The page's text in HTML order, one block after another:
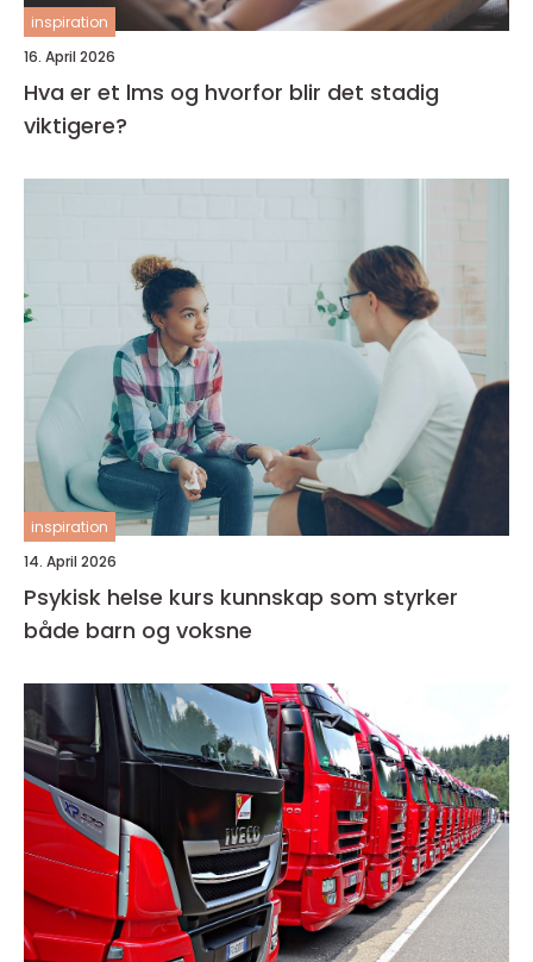
inspiration
16. April 2026
Hva er et lms og hvorfor blir det stadig
viktigere?
inspiration
14. April 2026
Psykisk helse kurs kunnskap som styrker
både barn og voksne